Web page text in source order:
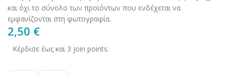
και όχι το σύνολο των προϊόντων που ενδέχεται να
εμφανίζονται στη φωτογραφία.
2,50 €
Κέρδισε έως και 3 join points.